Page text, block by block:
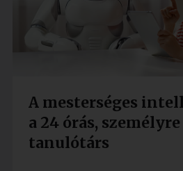
A mesterséges
a 24 órás,
tanulótárs